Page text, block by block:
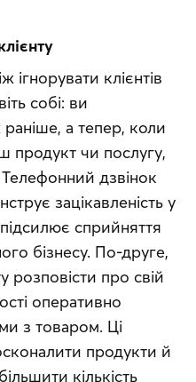
ігнорувати клієнтів
собі: ви
раніше, а тепер, коли
продукт чи послугу,
дзвінок
зацікавленість у
сприйняття
бізнесу. По-друге,
розповісти про свій
оперативно
з товаром. Ці
продукти й
кількість